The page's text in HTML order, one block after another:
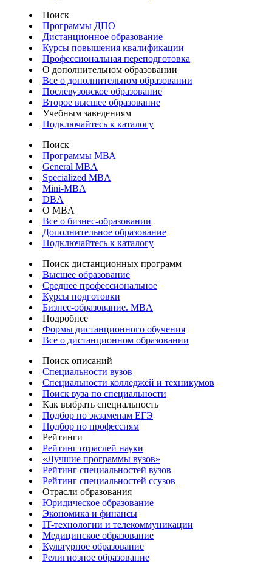
Поиск
Программы ДПО
Дистанционное образование
Курсы повышения квалификации
Профессиональная переподготовка
О дополнительном образовании
Все о дополнительном образовании
Послевузовское образование
Второе высшее образование
Учебным заведениям
Подключайтесь к каталогу
Поиск
Программы МВА
General MBA
Specialized MBA
Mini-MBA
DBA
О MBA
Все о бизнес-образовании
Дополнительное образование
Подключайтесь к каталогу
Поиск дистанционных программ
Высшее образование
Среднее профессиональное
Курсы подготовки
Бизнес-образование. MBA
Подробнее
Формы дистанционного обучения
Все о дистанционном образовании
Поиск описаний
Специальности вузов
Специальности колледжей и техникумов
Поиск вуза по специальности
Как выбрать специальность
Подбор по экзаменам ЕГЭ
Подбор по профессиям
Рейтинги
Рейтинг отраслей науки
«Лучшие программы вузов»
Рейтинг специальностей вузов
Рейтинг специальностей ссузов
Отрасли образования
Юридическое образование
Экономика и финансы
IT-технологии и телекоммуникации
Медицинское образование
Культурное образование
Религиозное образование